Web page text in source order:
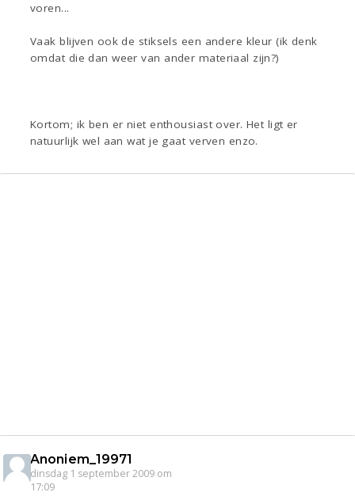
voren...
Vaak blijven ook de stiksels een andere kleur (ik denk
omdat die dan weer van ander materiaal zijn?)
Kortom; ik ben er niet enthousiast over. Het ligt er
natuurlijk wel aan wat je gaat verven enzo.
Anoniem_19971
dinsdag 1 september 2009 om
17:09